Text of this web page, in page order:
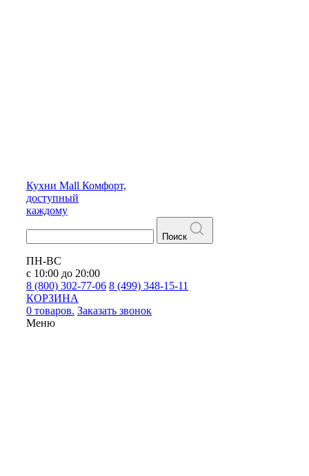
Кухни Mall Комфорт,
доступный
каждому
Поиск
ПН-ВС
с 10:00 до 20:00
8 (800) 302-77-06 8 (499) 348-15-11
КОРЗИНА
0 товаров. Заказать звонок
Меню